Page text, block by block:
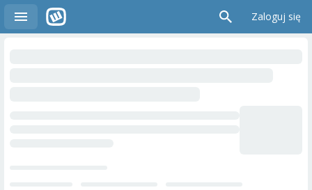
Zaloguj się